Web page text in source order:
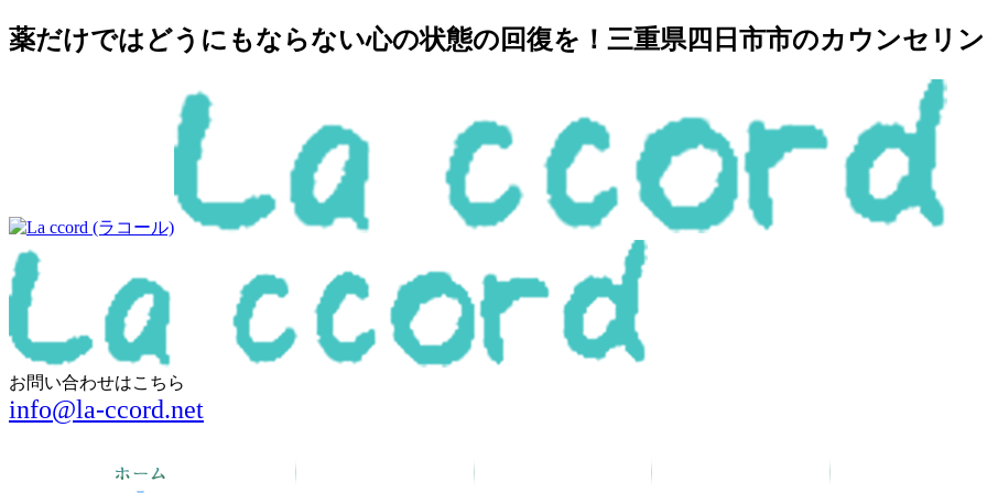
薬だけではどうにもならない心の状態の回復を！三重県四日市市のカウンセリ
お問い合わせはこちら
info@la-ccord.net